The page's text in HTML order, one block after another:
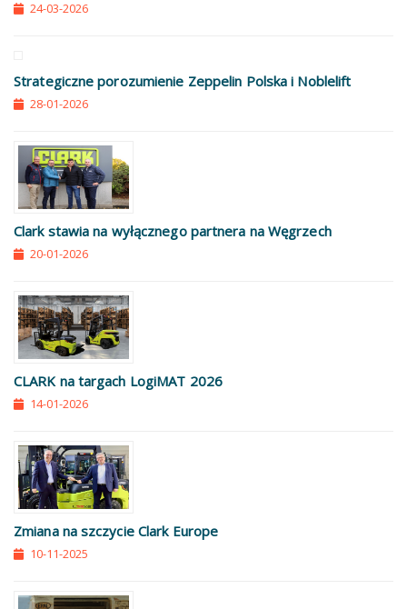
24-03-2026
Strategiczne porozumienie Zeppelin Polska i Noblelift
28-01-2026
Clark stawia na wyłącznego partnera na Węgrzech
20-01-2026
CLARK na targach LogiMAT 2026
14-01-2026
Zmiana na szczycie Clark Europe
10-11-2025